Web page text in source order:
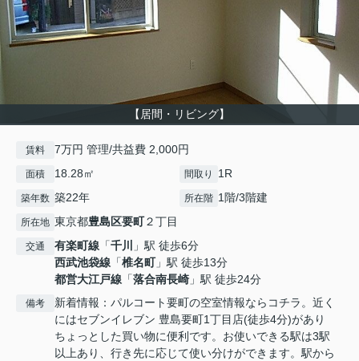
【居間・リビング】
賃料 7万円 管理/共益費 2,000円
面積 18.28㎡ 間取り 1R
築年数 築22年 所在階 1階/3階建
所在地 東京都豊島区要町２丁目
交通 有楽町線 「千川
」駅 徒歩6分
西武池袋線 「椎名町」駅 徒歩13分
都営大江戸線 「落合南長崎 」駅 徒歩24分
備考
新着情報：パルコート要町の空室情報ならコチラ。近く
にはセブンイレブン 豊島要町1丁目店(徒歩4分)があり
ちょっとした買い物に便利です。お使いできる駅は3駅
以上あり、行き先に応じて使い分けができます。駅から